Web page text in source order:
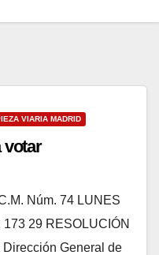
VIARIA MADRID
votar
Núm. 74 LUNES
29 RESOLUCIÓN
General de